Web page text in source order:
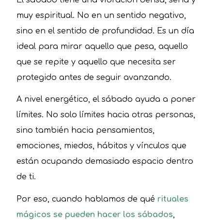
muy espiritual. No en un sentido negativo,
sino en el sentido de profundidad. Es un día
ideal para mirar aquello que pesa, aquello
que se repite y aquello que necesita ser
protegido antes de seguir avanzando.
A nivel energético, el sábado ayuda a poner
límites. No solo límites hacia otras personas,
sino también hacia pensamientos,
emociones, miedos, hábitos y vínculos que
están ocupando demasiado espacio dentro
de ti.
Por eso, cuando hablamos de qué rituales
mágicos se pueden hacer los sábados,